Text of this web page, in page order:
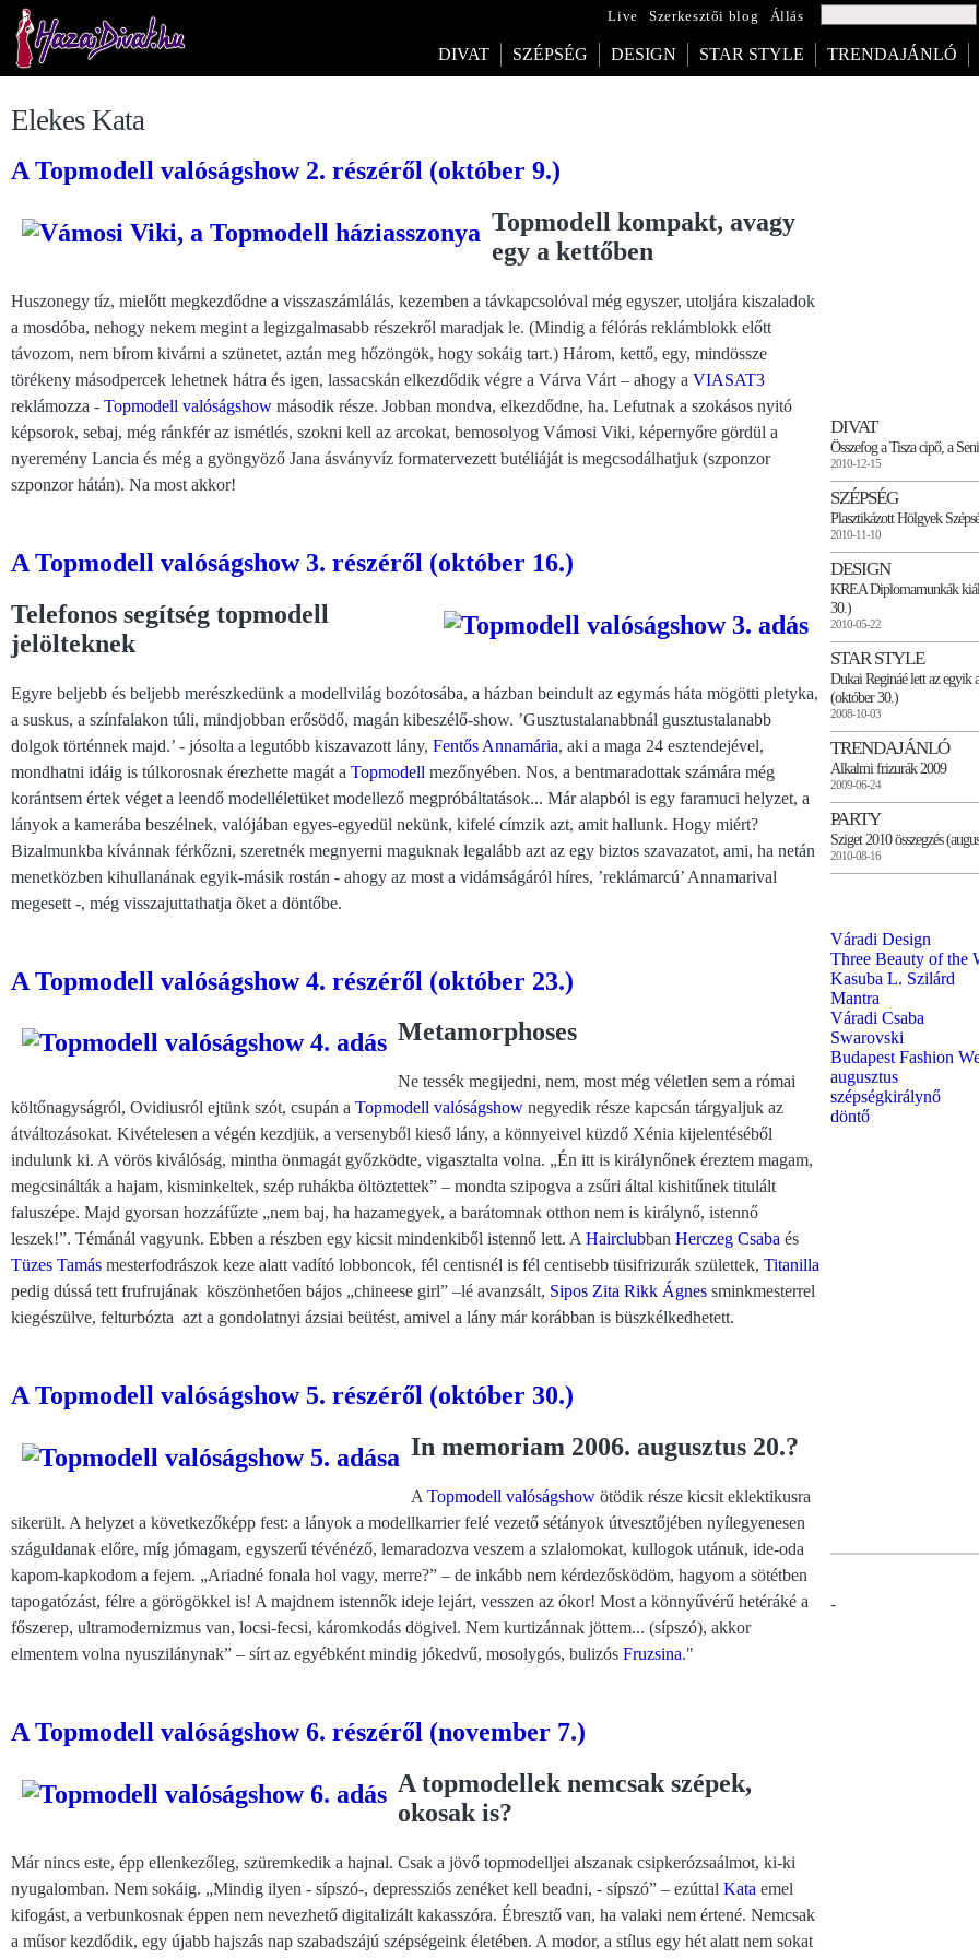
Live Szerkesztői blog Állás
DIVAT SZÉPSÉG DESIGN STAR STYLE TRENDAJÁNLÓ
Elekes Kata
A Topmodell valóságshow 2. részéről (október 9.)
Topmodell kompakt, avagy
egy a kettőben
Huszonegy tíz, mielőtt megkezdődne a visszaszámlálás, kezemben a távkapcsolóval még egyszer, utoljára kiszaladok
a mosdóba, nehogy nekem megint a legizgalmasabb részekről maradjak le. (Mindig a félórás reklámblokk előtt
távozom, nem bírom kivárni a szünetet, aztán meg hőzöngök, hogy sokáig tart.) Három, kettő, egy, mindössze
törékeny másodpercek lehetnek hátra és igen, lassacskán elkezdődik végre a Várva Várt – ahogy a VIASAT3
reklámozza - Topmodell valóságshow második része. Jobban mondva, elkezdődne, ha. Lefutnak a szokásos nyitó
képsorok, sebaj, még ránkfér az ismétlés, szokni kell az arcokat, bemosolyog Vámosi Viki, képernyőre gördül a
nyeremény Lancia és még a gyöngyöző Jana ásványvíz formatervezett butéliáját is megcsodálhatjuk (szponzor
szponzor hátán). Na most akkor!
A Topmodell valóságshow 3. részéről (október 16.)
Telefonos segítség topmodell
jelölteknek
Egyre beljebb és beljebb merészkedünk a modellvilág bozótosába, a házban beindult az egymás háta mögötti pletyka,
a suskus, a színfalakon túli, mindjobban erősödő, magán kibeszélő-show. ’Gusztustalanabbnál gusztustalanabb
dolgok történnek majd.’ - jósolta a legutóbb kiszavazott lány, Fentős Annamária, aki a maga 24 esztendejével,
mondhatni idáig is túlkorosnak érezhette magát a Topmodell mezőnyében. Nos, a bentmaradottak számára még
korántsem értek véget a leendő modelléletüket modellező megpróbáltatások... Már alapból is egy faramuci helyzet, a
lányok a kamerába beszélnek, valójában egyes-egyedül nekünk, kifelé címzik azt, amit hallunk. Hogy miért?
Bizalmunkba kívánnak férkőzni, szeretnék megnyerni maguknak legalább azt az egy biztos szavazatot, ami, ha netán
menetközben kihullanának egyik-másik rostán - ahogy az most a vidámságáról híres, ’reklámarcú’ Annamarival
megesett -, még visszajuttathatja õket a döntőbe.
A Topmodell valóságshow 4. részéről (október 23.)
Metamorphoses
Ne tessék megijedni, nem, most még véletlen sem a római
költőnagyságról, Ovidiusról ejtünk szót, csupán a Topmodell valóságshow negyedik része kapcsán tárgyaljuk az
átváltozásokat. Kivételesen a végén kezdjük, a versenyből kieső lány, a könnyeivel küzdő Xénia kijelentéséből
indulunk ki. A vörös kiválóság, mintha önmagát győzködte, vigasztalta volna. „Én itt is királynőnek éreztem magam,
megcsinálták a hajam, kisminkeltek, szép ruhákba öltöztettek” – mondta szipogva a zsűri által kishitűnek titulált
faluszépe. Majd gyorsan hozzáfűzte „nem baj, ha hazamegyek, a barátomnak otthon nem is királynő, istennő
leszek!”. Témánál vagyunk. Ebben a részben egy kicsit mindenkiből istennő lett. A Hairclubban Herczeg Csaba és
Tüzes Tamás mesterfodrászok keze alatt vadító lobboncok, fél centisnél is fél centisebb tüsifrizurák születtek, Titanilla
pedig dússá tett frufrujának köszönhetően bájos „chineese girl” –lé avanzsált, Sipos Zita Rikk Ágnes sminkmesterrel
kiegészülve, felturbózta azt a gondolatnyi ázsiai beütést, amivel a lány már korábban is büszkélkedhetett.
A Topmodell valóságshow 5. részéről (október 30.)
In memoriam 2006. augusztus 20.?
A Topmodell valóságshow ötödik része kicsit eklektikusra
sikerült. A helyzet a következőképp fest: a lányok a modellkarrier felé vezető sétányok útvesztőjében nyílegyenesen
száguldanak előre, míg jómagam, egyszerű tévénéző, lemaradozva veszem a szlalomokat, kullogok utánuk, ide-oda
kapom-kapkodom a fejem. „Ariadné fonala hol vagy, merre?” – de inkább nem kérdezősködöm, hagyom a sötétben
tapogatózást, félre a görögökkel is! A majdnem istennők ideje lejárt, vesszen az ókor! Most a könnyűvérű hetéráké a
főszerep, ultramodernizmus van, locsi-fecsi, káromkodás dögivel. Nem kurtizánnak jöttem... (sípszó), akkor
elmentem volna nyuszilánynak” – sírt az egyébként mindig jókedvű, mosolygós, bulizós Fruzsina."
A Topmodell valóságshow 6. részéről (november 7.)
A topmodellek nemcsak szépek,
okosak is?
Már nincs este, épp ellenkezőleg, szüremkedik a hajnal. Csak a jövő topmodelljei alszanak csipkerózsaálmot, ki-ki
nyugalomban. Nem sokáig. „Mindig ilyen - sípszó-, depressziós zenéket kell beadni, - sípszó” – ezúttal Kata emel
kifogást, a verbunkosnak éppen nem nevezhető digitalizált kakasszóra. Ébresztő van, ha valaki nem értené. Nemcsak
a műsor kezdődik, egy újabb hajszás nap szabadszájú szépségeink életében. A modor, a stílus egy hét alatt nem sokat
DIVAT
Összefog a Tisza cipő, a
2010-12-15
SZÉPSÉG
Plasztikázott Hölgyek
2010-11-10
DESIGN
KREA Diplomamunkák
30.)
2010-05-22
STAR STYLE
Dukai Regináé lett az
(október 30.)
2008-10-03
TRENDAJÁNLÓ
Alkalmi frizurák 2009
2009-06-24
PARTY
Sziget 2010 összegzés
2010-08-16
Váradi Design
Three Beauty of the
Kasuba L. Szilárd
Mantra
Váradi Csaba
Swarovski
Budapest Fashion
augusztus
szépségkirálynő
döntő
-